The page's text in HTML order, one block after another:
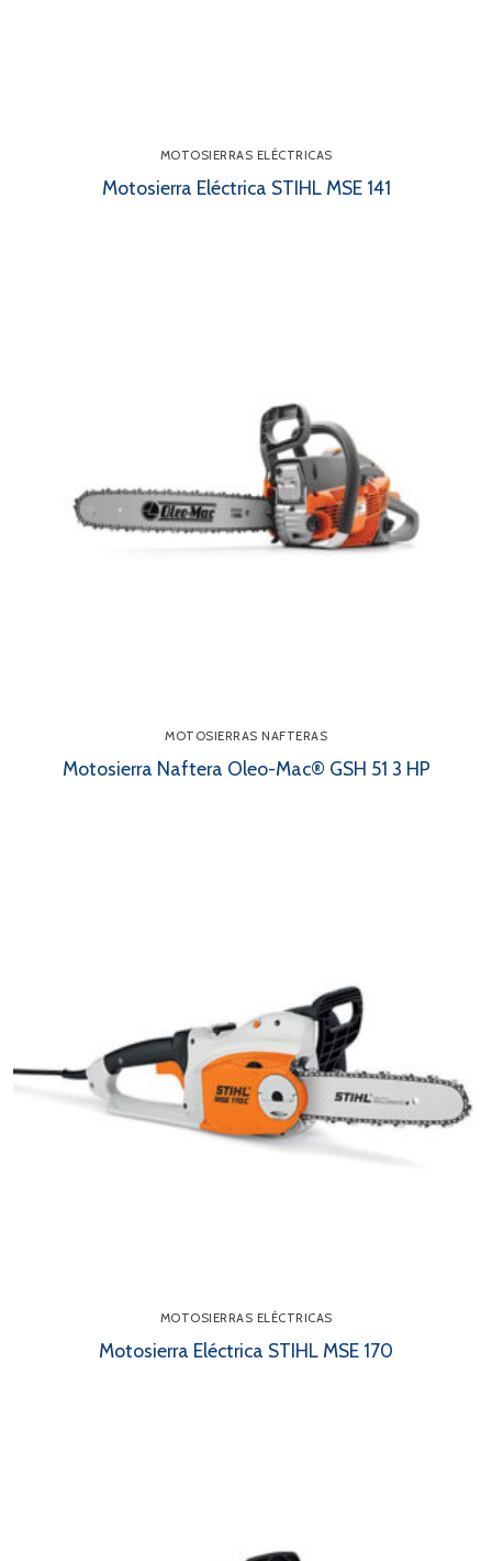
MOTOSIERRAS ELÉCTRICAS
Motosierra Eléctrica STIHL MSE 141
MOTOSIERRAS NAFTERAS
Motosierra Naftera Oleo-Mac® GSH 51 3 HP
MOTOSIERRAS ELÉCTRICAS
Motosierra Eléctrica STIHL MSE 170